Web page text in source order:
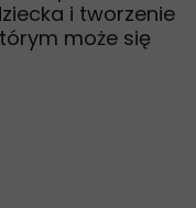
i tworzenie
może się